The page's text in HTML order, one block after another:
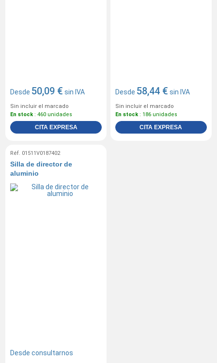
Desde 50,09 € sin IVA
Sin incluir el marcado
En stock: 460 unidades
CITA EXPRESA
Desde 58,44 € sin IVA
Sin incluir el marcado
En stock: 186 unidades
CITA EXPRESA
Réf. 01511V0187402
Silla de director de
aluminio
Desdeconsultarnos